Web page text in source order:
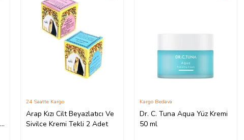
Arap Kızı Cilt Beyazlatıcı Ve
Sivilce Kremi Tekli 2 Adet
24 Saatte Kargo
Dr. C. Tuna Aqua Yüz Kremi
50 ml
Kargo Bedava